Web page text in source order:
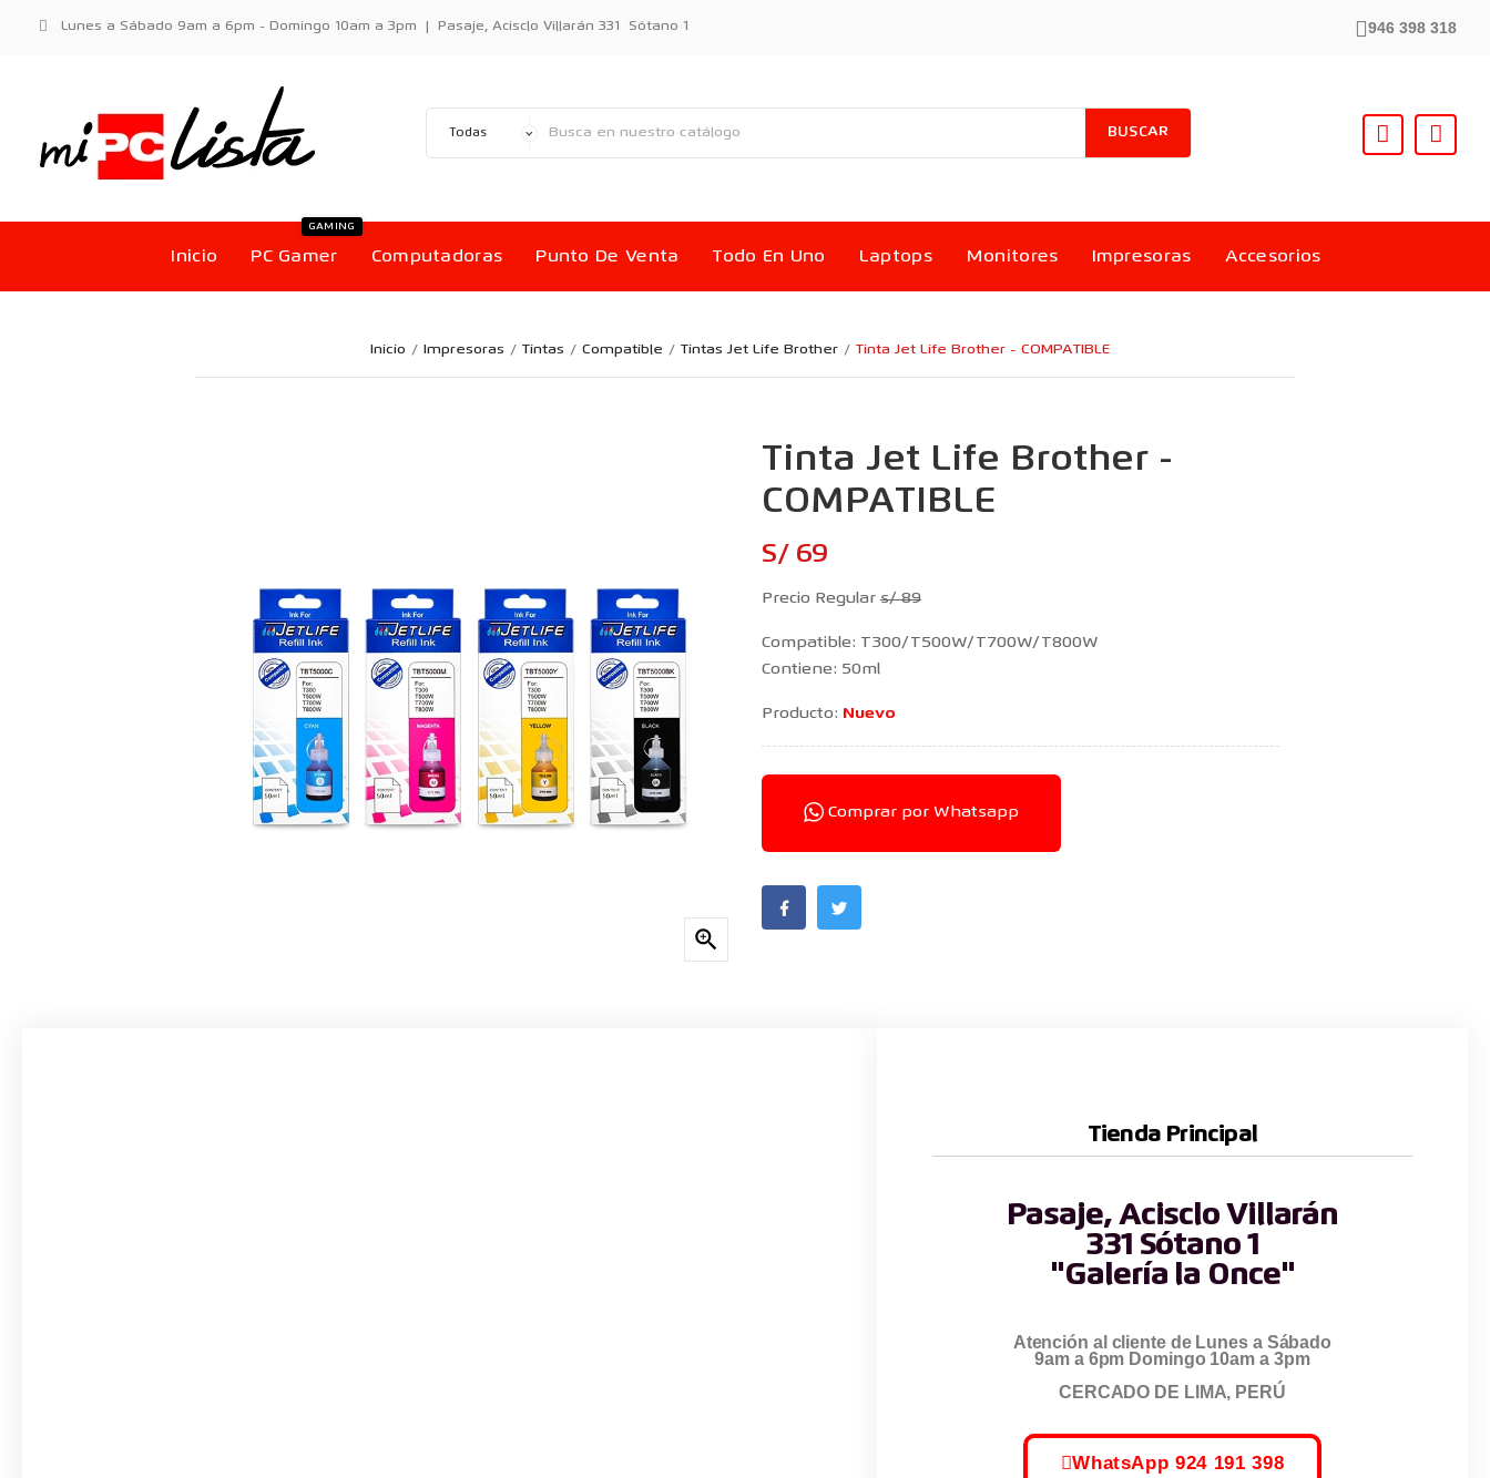
Lunes a Sábado 9am a 6pm - Domingo 10am a 3pm | Pasaje, Acisclo Villarán 331 Sótano 1 946 398 318
BUSCAR
Inicio PC Gamer
GAMING
Computadoras Punto De Venta Todo En Uno Laptops Monitores Impresoras Accesorios
Inicio Impresoras Tintas Compatible Tintas Jet Life Brother Tinta Jet Life Brother - COMPATIBLE

Tinta Jet Life Brother -
COMPATIBLE
S/ 69
Precio Regular s/ 89
Compatible: T300/T500W/T700W/T800W
Contiene: 50ml
Producto: Nuevo
Comprar por Whatsapp
Tienda Principal
Pasaje, Acisclo Villarán
331 Sótano 1
"Galería la Once"
Atención al cliente de Lunes a Sábado
9am a 6pm Domingo 10am a 3pm
CERCADO DE LIMA, PERÚ
WhatsApp 924 191 398